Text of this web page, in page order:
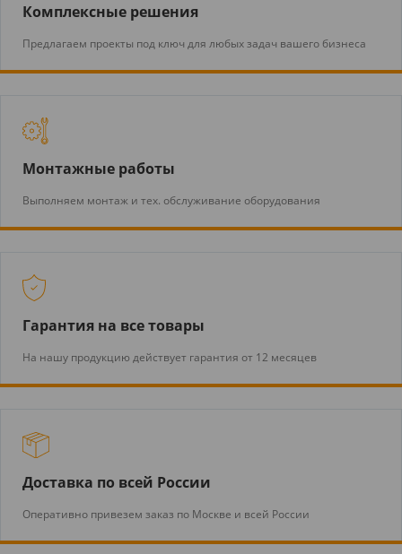
Комплексные решения
Предлагаем проекты под ключ для любых задач вашего бизнеса
Монтажные работы
Выполняем монтаж и тех. обслуживание оборудования
Гарантия на все товары
На нашу продукцию действует гарантия от 12 месяцев
Доставка по всей России
Оперативно привезем заказ по Москве и всей России